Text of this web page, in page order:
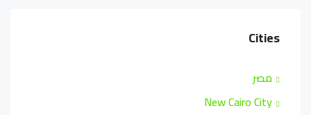
Cities
مصر
New Cairo City